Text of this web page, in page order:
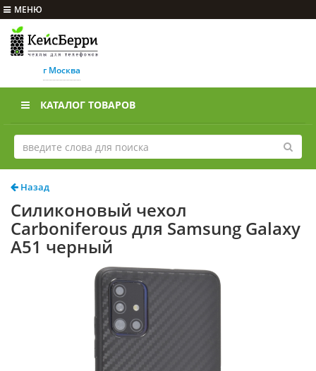
МЕНЮ
г Москва
КАТАЛОГ ТОВАРОВ
Назад
Силиконовый чехол
Carboniferous для Samsung Galaxy
A51 черный